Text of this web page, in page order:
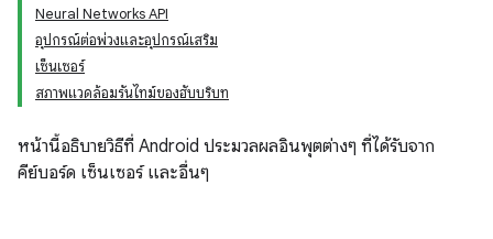
Neural Networks API
อุปกรณ์ต่อพ่วงและอุปกรณ์เสริม
เซ็นเซอร์
สภาพแวดล้อมรันไทม์ของฮับบริบท
หน้านี้อธิบายวิธีที่ Android ประมวลผลอินพุตต่างๆ ที่ได้รับจาก
คีย์บอร์ด เซ็นเซอร์ และอื่นๆ